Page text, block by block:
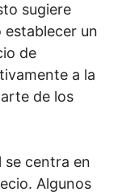
sugiere
establecer un
de
a la
de los
se centra en
Algunos